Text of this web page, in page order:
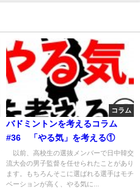
コラム
バドミントンを考えるコラム
#36 「やる気」を考える①
以前、高校生の選抜メンバーで日中韓交
流大会の男子監督を任せられたことがあり
ます。もちろんそこに選ばれる選手はモチ
ベーションが高く、やる気に...